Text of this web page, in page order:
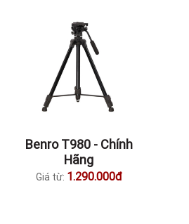
Benro T980 - Chính
Hãng
Giá từ: 1.290.000đ